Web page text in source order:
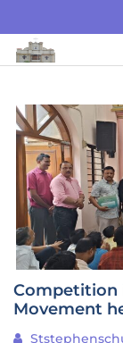
to
content
Competition
Movement